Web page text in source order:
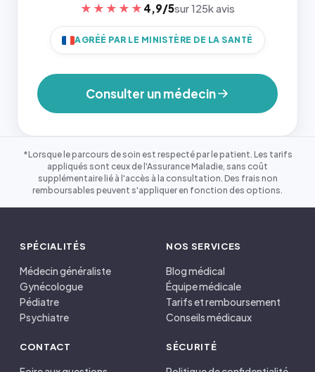
★★★★★ 4,9/5sur 125k avis
AGRÉÉ PAR LE MINISTÈRE DE LA SANTÉ
Consulter un médecin
*Lorsque le parcours de soin est respecté par le patient. Les tarifs
appliqués sont ceux de l'Assurance Maladie, sans coût
supplémentaire lié à l'accès à la consultation. Des frais non
remboursables peuvent s'appliquer en fonction des options.
SPÉCIALITÉS
Médecin généraliste
Gynécologue
Pédiatre
Psychiatre
NOS SERVICES
Blog médical
Équipe médicale
Tarifs et remboursement
Conseils médicaux
CONTACT SÉCURITÉ